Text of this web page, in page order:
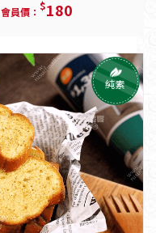
會員價： $180
純素